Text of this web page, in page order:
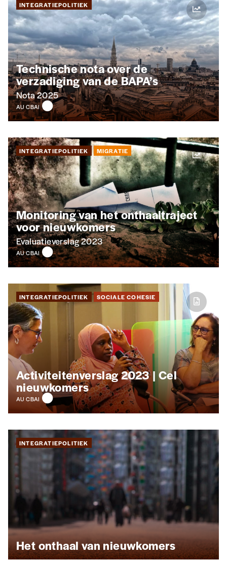
INTEGRATIEPOLITIEK
Technische nota over de
verzadiging van de BAPA’s
Nota 2025
AU CBAI
INTEGRATIEPOLITIEK MIGRATIE
Monitoring van het onthaaltraject
voor nieuwkomers
Evaluatieverslag 2023
AU CBAI
INTEGRATIEPOLITIEK SOCIALE COHESIE
Activiteitenverslag 2023 |Cel
nieuwkomers
AU CBAI
INTEGRATIEPOLITIEK
Het onthaal van nieuwkomers